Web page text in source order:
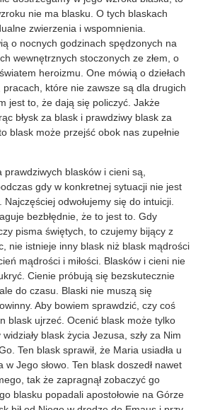
nie ma blasku. O tych blaskach
zwierzenia i wspomnienia.
o nocnych godzinach spędzonych na
wewnętrznych stoczonych ze złem, o
heroizmu. One mówią o dziełach
które nie zawsze są dla drugich
jest to, że dają się policzyć. Jakże
błysk za blask i prawdziwy blask za
blask może przejść obok nas zupełnie
blasków i cieni są,
gdy w konkretnej sytuacji nie jest
Najczęściej odwołujemy się do intuicji.
bezbłędnie, że to jest to. Gdy
pisma świętych, to czujemy bijący z
nie istnieje inny blask niż blask mądrości
mądrości i miłości. Blasków i cieni nie
Cienie próbują się bezskutecznie
do czasu. Blaski nie muszą się
Aby bowiem sprawdzić, czy coś
blask ujrzeć. Ocenić blask może tylko
blask życia Jezusa, szły za Nim
Ten blask sprawił, że Maria usiadła u
w Jego słowo. Ten blask doszedł nawet
tak że zapragnął zobaczyć go
blasku popadali apostołowie na Górze